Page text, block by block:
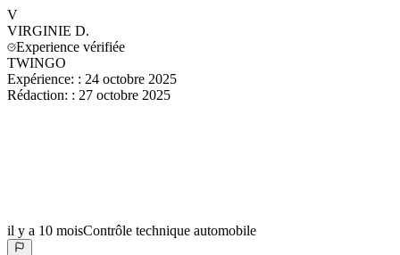
V
VIRGINIE D.
Experience vérifiée
TWINGO
Expérience: : 24 octobre 2025
Rédaction: : 27 octobre 2025
il y a 10 moisContrôle technique automobile